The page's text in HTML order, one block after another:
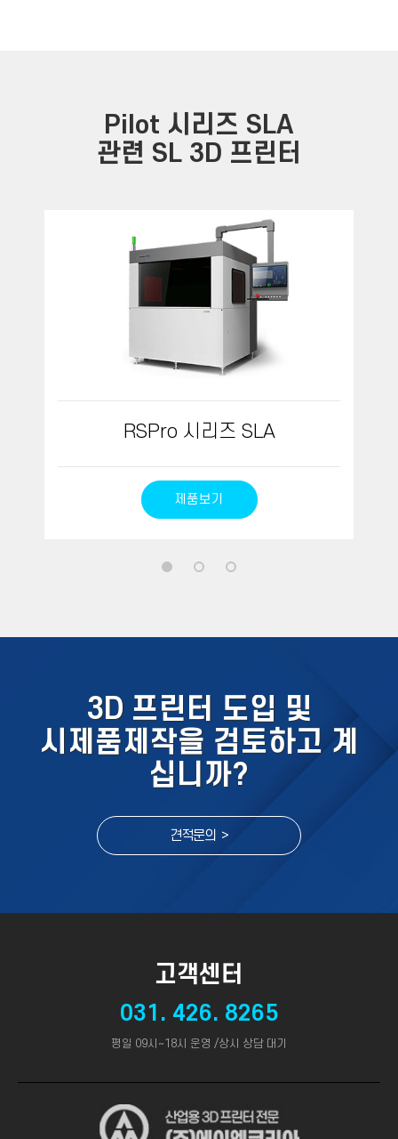
Pilot 시리즈 SLA
관련 SL 3D 프린터
RSPro 시리즈 SLA
제품보기
3D 프린터 도입 및
시제품제작을 검토하고 계
십니까?
견적문의 >
고객센터
031. 426. 8265
평일 09시~18시 운영 /상시 상담 대기